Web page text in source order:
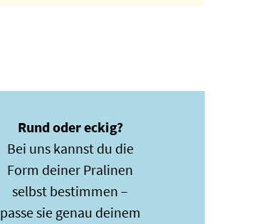
Rund oder eckig?
Bei uns kannst du die
Form deiner Pralinen
selbst bestimmen –
passe sie genau deinem